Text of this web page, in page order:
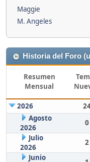
Maggie
M. Angeles
Historia del Foro
Resumen
Mensual
2026
Agosto
2026
0
Julio
2026
2
Junio